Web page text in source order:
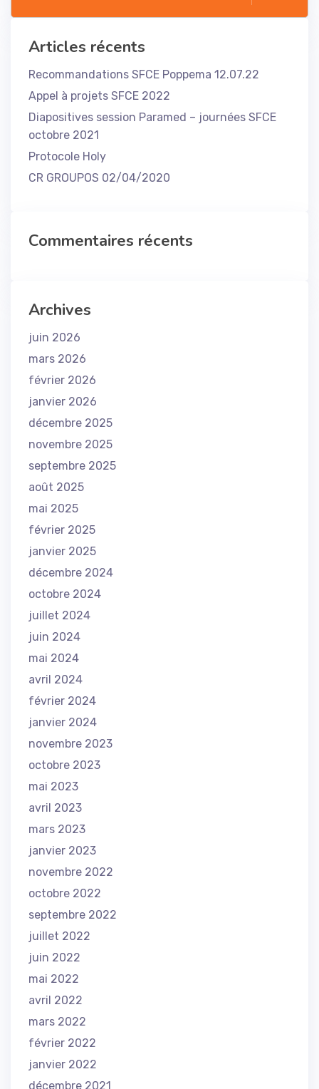
Articles récents
Recommandations SFCE Poppema 12.07.22
Appel à projets SFCE 2022
Diapositives session Paramed – journées SFCE
octobre 2021
Protocole Holy
CR GROUPOS 02/04/2020
Commentaires récents
Archives
juin 2026
mars 2026
février 2026
janvier 2026
décembre 2025
novembre 2025
septembre 2025
août 2025
mai 2025
février 2025
janvier 2025
décembre 2024
octobre 2024
juillet 2024
juin 2024
mai 2024
avril 2024
février 2024
janvier 2024
novembre 2023
octobre 2023
mai 2023
avril 2023
mars 2023
janvier 2023
novembre 2022
octobre 2022
septembre 2022
juillet 2022
juin 2022
mai 2022
avril 2022
mars 2022
février 2022
janvier 2022
décembre 2021